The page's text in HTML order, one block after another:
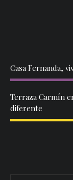
Casa Fernanda,
Terraza Carmín
diferente